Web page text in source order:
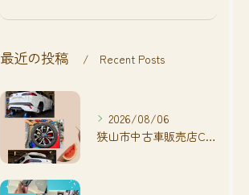
最近の投稿 Recent Posts
2026/08/06
狭山市中古車販売店CarShop FACT.🚗